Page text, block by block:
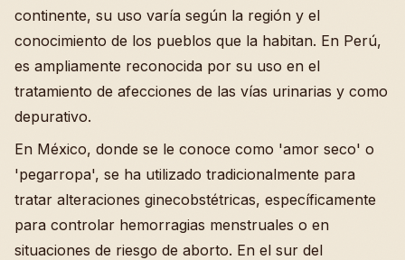
continente, su uso varía según la región y el
conocimiento de los pueblos que la habitan. En Perú,
es ampliamente reconocida por su uso en el
tratamiento de afecciones de las vías urinarias y como
depurativo.
En México, donde se le conoce como 'amor seco' o
'pegarropa', se ha utilizado tradicionalmente para
tratar alteraciones ginecobstétricas, específicamente
para controlar hemorragias menstruales o en
situaciones de riesgo de aborto. En el sur del